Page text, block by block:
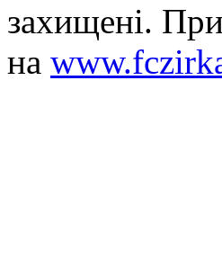
захищені.
на